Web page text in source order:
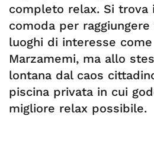
completo relax. Si trova
comoda per
luoghi di interesse
Marzamemi, ma allo
lontana dal caos
piscina privata in cui
migliore relax possibile.